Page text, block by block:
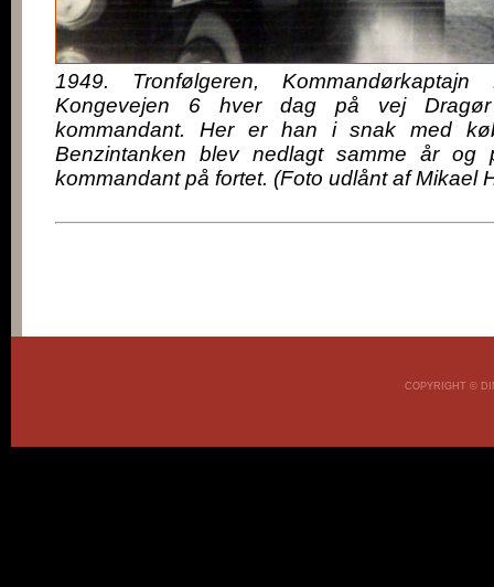
1949. Tronfølgeren,
Kongevejen 6 hver dag på vej
kommandant. Her er han i snak med
Benzintanken blev nedlagt samme år og
kommandant på fortet. (Foto udlånt af Mikael
COPYRIGHT ©